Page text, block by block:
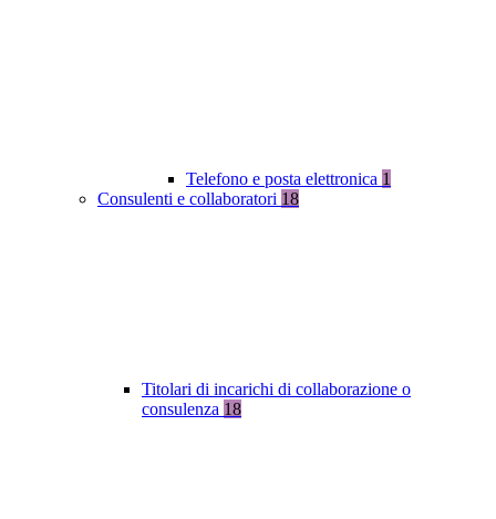
Telefono e posta elettronica 1
Consulenti e collaboratori 18
Titolari di incarichi di collaborazione o
consulenza 18